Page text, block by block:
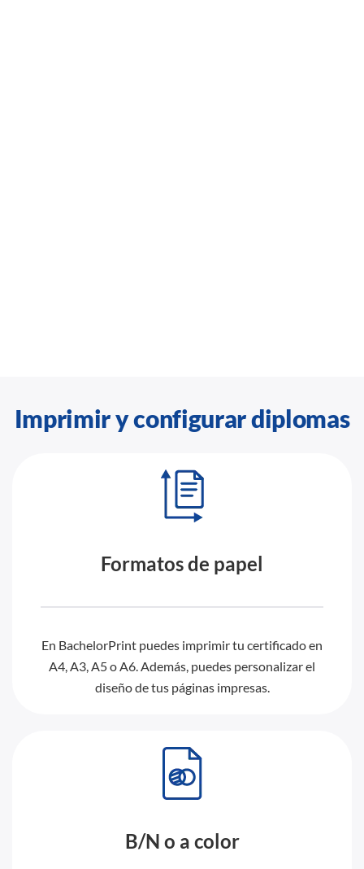
Imprimir y configurar diplomas
Formatos de papel
En BachelorPrint puedes imprimir tu certificado en
A4, A3, A5 o A6. Además, puedes personalizar el
diseño de tus páginas impresas.
B/N o a color